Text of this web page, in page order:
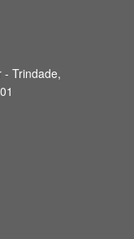
- Trindade,